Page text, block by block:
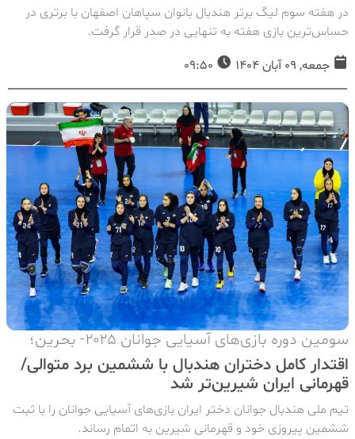
در هفته سوم لیگ برتر هندبال بانوان سپاهان اصفهان با برتری در
حساس‌ترین بازی هفته به تنهایی در صدر قرار گرفت.
جمعه, 09 آبان 1404
سومین دوره بازی‌های آسیایی جوانان ۲۰۲۵- بحرین؛
اقتدار کامل دختران هندبال با ششمین برد متوالی/
قهرمانی ایران شیرین‌تر شد
تیم ملی هندبال جوانان دختر ایران بازی‌های آسیایی جوانان را با ثبت
ششمین پیروزی خود و قهرمانی شیرین به اتمام رساند.